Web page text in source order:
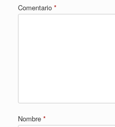
Comentario *
Nombre *